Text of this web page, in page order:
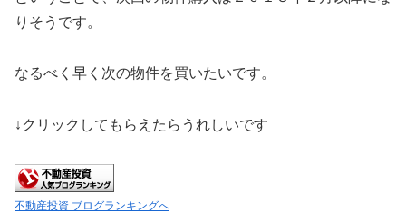
りそうです。
なるべく早く次の物件を買いたいです。
↓クリックしてもらえたらうれしいです
不動産投資 ブログランキングへ